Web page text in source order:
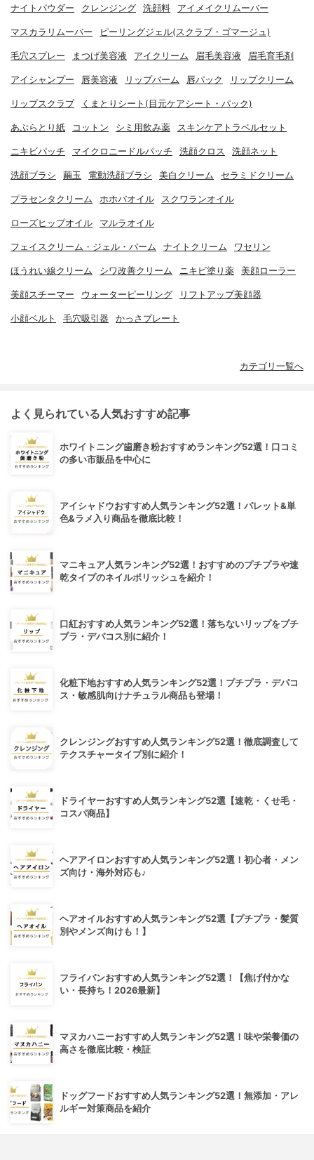
ナイトパウダー クレンジング 洗顔料 アイメイクリムーバー
マスカラリムーバー ピーリングジェル(スクラブ・ゴマージュ)
毛穴スプレー まつげ美容液 アイクリーム 眉毛美容液 眉毛育毛剤
アイシャンプー 唇美容液 リップバーム 唇パック リップクリーム
リップスクラブ くまとりシート(目元ケアシート・パック)
あぶらとり紙 コットン シミ用飲み薬 スキンケアトラベルセット
ニキビパッチ マイクロニードルパッチ 洗顔クロス 洗顔ネット
洗顔ブラシ 繭玉 電動洗顔ブラシ 美白クリーム セラミドクリーム
プラセンタクリーム ホホバオイル スクワランオイル
ローズヒップオイル マルラオイル
フェイスクリーム・ジェル・バーム ナイトクリーム ワセリン
ほうれい線クリーム シワ改善クリーム ニキビ塗り薬 美顔ローラー
美顔スチーマー ウォーターピーリング リフトアップ美顔器
小顔ベルト 毛穴吸引器 かっさプレート
カテゴリ一覧へ
よく見られている人気おすすめ記事
ホワイトニング歯磨き粉おすすめランキング52選！口コミ
の多い市販品を中心に
アイシャドウおすすめ人気ランキング52選！パレット&単
色&ラメ入り商品を徹底比較！
マニキュア人気ランキング52選！おすすめのプチプラや速
乾タイプのネイルポリッシュを紹介！
口紅おすすめ人気ランキング52選！落ちないリップをプチ
プラ・デパコス別に紹介！
化粧下地おすすめ人気ランキング52選！プチプラ・デパコ
ス・敏感肌向けナチュラル商品も登場！
クレンジングおすすめ人気ランキング52選！徹底調査して
テクスチャータイプ別に紹介！
ドライヤーおすすめ人気ランキング52選【速乾・くせ毛・
コスパ商品】
ヘアアイロンおすすめ人気ランキング52選！初心者・メン
ズ向け・海外対応も♪
ヘアオイルおすすめ人気ランキング52選【プチプラ・髪質
別やメンズ向けも！】
フライパンおすすめ人気ランキング52選！【焦げ付かな
い・長持ち！2026最新】
マヌカハニーおすすめ人気ランキング52選！味や栄養価の
高さを徹底比較・検証
ドッグフードおすすめ人気ランキング52選！無添加・アレ
ルギー対策商品を紹介